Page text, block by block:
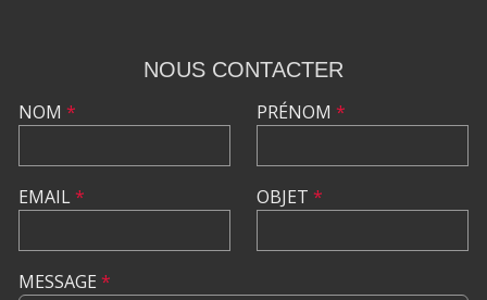
NOUS CONTACTER
NOM *
EMAIL*
PRÉNOM *
OBJET *
MESSAGE *